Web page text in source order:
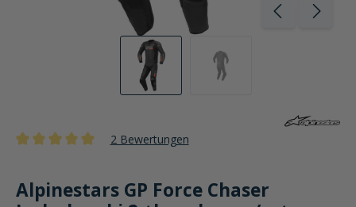
2 Bewertungen
Alpinestars GP Force Chaser